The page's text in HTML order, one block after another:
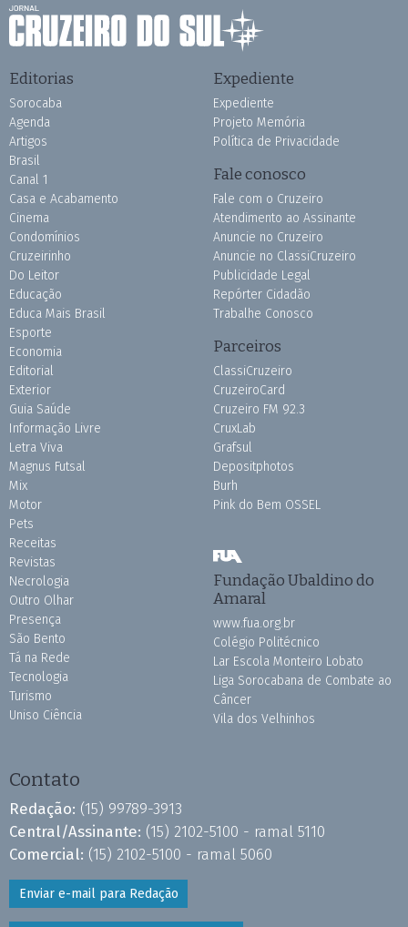
Editorias
Sorocaba
Agenda
Artigos
Brasil
Canal 1
Casa e Acabamento
Cinema
Condomínios
Cruzeirinho
Do Leitor
Educação
Educa Mais Brasil
Esporte
Economia
Editorial
Exterior
Guia Saúde
Informação Livre
Letra Viva
Magnus Futsal
Mix
Motor
Pets
Receitas
Revistas
Necrologia
Outro Olhar
Presença
São Bento
Tá na Rede
Tecnologia
Turismo
Uniso Ciência
Expediente
Expediente
Projeto Memória
Política de Privacidade
Fale conosco
Fale com o Cruzeiro
Atendimento ao Assinante
Anuncie no Cruzeiro
Anuncie no ClassiCruzeiro
Publicidade Legal
Repórter Cidadão
Trabalhe Conosco
Parceiros
ClassiCruzeiro
CruzeiroCard
Cruzeiro FM 92.3
CruxLab
Grafsul
Depositphotos
Burh
Pink do Bem OSSEL
Fundação Ubaldino do
Amaral
www.fua.org.br
Colégio Politécnico
Lar Escola Monteiro Lobato
Liga Sorocabana de Combate ao
Câncer
Vila dos Velhinhos
Contato
Redação: (15) 99789-3913
Central/Assinante: (15) 2102-5100 - ramal 5110
Comercial: (15) 2102-5100 - ramal 5060
Enviar e-mail para Redação